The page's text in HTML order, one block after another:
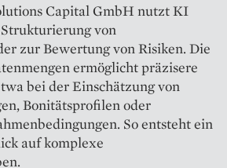
Capital GmbH nutzt KI
von
zur Bewertung von Risiken. Die
ermöglicht präzisere
bei der Einschätzung von
Bonitätsprofilen oder
So entsteht ein
auf komplexe